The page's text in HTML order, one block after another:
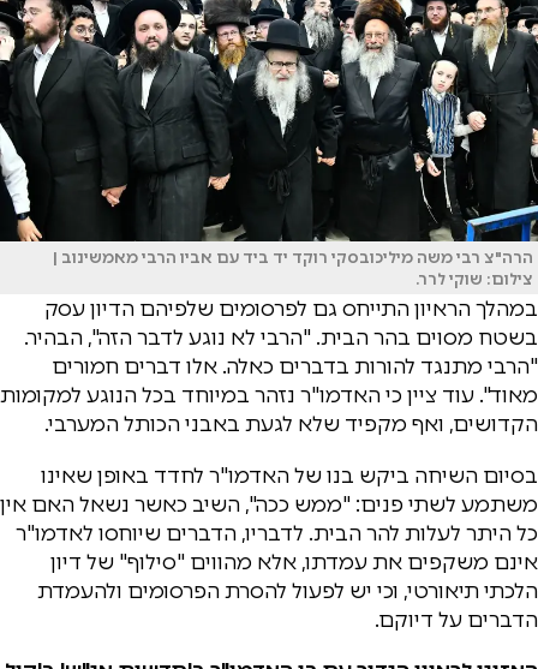
הרה"צ רבי משה מיליכובסקי רוקד יד ביד עם אביו הרבי מאמשינוב |
צילום: שוקי לרר.
במהלך הראיון התייחס גם לפרסומים שלפיהם הדיון עסק
בשטח מסוים בהר הבית. "הרבי לא נוגע לדבר הזה", הבהיר.
"הרבי מתנגד להורות בדברים כאלה. אלו דברים חמורים
מאוד". עוד ציין כי האדמו"ר נזהר במיוחד בכל הנוגע למקומות
הקדושים, ואף מקפיד שלא לגעת באבני הכותל המערבי.
בסיום השיחה ביקש בנו של האדמו"ר לחדד באופן שאינו
משתמע לשתי פנים: "ממש ככה", השיב כאשר נשאל האם אין
כל היתר לעלות להר הבית. לדבריו, הדברים שיוחסו לאדמו"ר
אינם משקפים את עמדתו, אלא מהווים "סילוף" של דיון
הלכתי תיאורטי, וכי יש לפעול להסרת הפרסומים ולהעמדת
הדברים על דיוקם.